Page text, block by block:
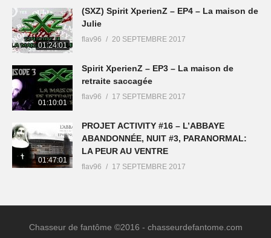
01:24:01
(SXZ) Spirit XperienZ – EP4 – La maison de
Julie
flav96 20 SEPTEMBRE 2017
01:10:01
Spirit XperienZ – EP3 – La maison de
retraite saccagée
flav96 17 SEPTEMBRE 2017
01:47:01
PROJET ACTIVITY #16 – L’ABBAYE
ABANDONNÉE, NUIT #3, PARANORMAL:
LA PEUR AU VENTRE
flav96 17 SEPTEMBRE 2017
Chasseur de fantôme ©2016 - chasseurdefantome.com